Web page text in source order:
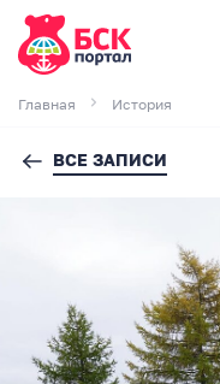
Главная История
ВСЕ ЗАПИСИ